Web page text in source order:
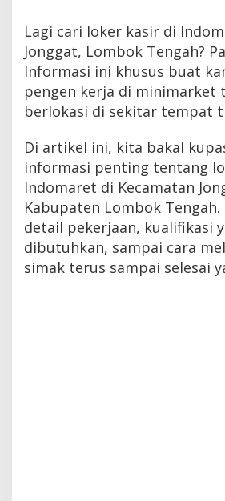
Lagi cari loker kasir di
Jonggat, Lombok Tengah?
Informasi ini khusus buat
pengen kerja di minimarket
berlokasi di sekitar tempat
Di artikel ini, kita bakal
informasi penting tentang
Indomaret di Kecamatan
Kabupaten Lombok
detail pekerjaan, kualifikasi
dibutuhkan, sampai cara
simak terus sampai selesai